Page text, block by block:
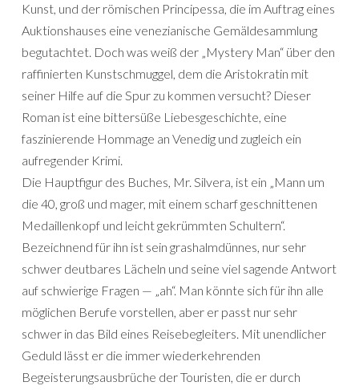
Kunst, und der römischen Principessa, die im Auftrag eines
Auktionshauses eine venezianische Gemäldesammlung
begutachtet. Doch was weiß der „Mystery Man“ über den
raffinierten Kunstschmuggel, dem die Aristokratin mit
seiner Hilfe auf die Spur zu kommen versucht? Dieser
Roman ist eine bittersüße Liebesgeschichte, eine
faszinierende Hommage an Venedig und zugleich ein
aufregender Krimi.
Die Hauptfigur des Buches, Mr. Silvera, ist ein „Mann um
die 40, groß und mager, mit einem scharf geschnittenen
Medaillenkopf und leicht gekrümmten Schultern“.
Bezeichnend für ihn ist sein grashalmdünnes, nur sehr
schwer deutbares Lächeln und seine viel sagende Antwort
auf schwierige Fragen — „ah“. Man könnte sich für ihn alle
möglichen Berufe vorstellen, aber er passt nur sehr
schwer in das Bild eines Reisebegleiters. Mit unendlicher
Geduld lässt er die immer wiederkehrenden
Begeisterungsausbrüche der Touristen, die er durch